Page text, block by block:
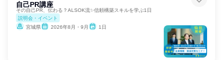
自己PR講座
その自己PR、伝わる？ALSOK流✨信頼構築スキルを学ぶ1日
説明会・イベント
宮城県
2026年8月・9月 1日